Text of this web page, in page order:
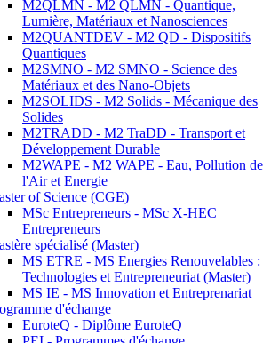
M2QLMN - M2 QLMN - Quantique,
Lumière, Matériaux et Nanosciences
M2QUANTDEV - M2 QD - Dispositifs
Quantiques
M2SMNO - M2 SMNO - Science des
Matériaux et des Nano-Objets
M2SOLIDS - M2 Solids - Mécanique des
Solides
M2TRADD - M2 TraDD - Transport et
Développement Durable
M2WAPE - M2 WAPE - Eau, Pollution de
l'Air et Energie
of Science (CGE)
MSc Entrepreneurs - MSc X-HEC
Entrepreneurs
spécialisé (Master)
MS ETRE - MS Energies Renouvelables :
Technologies et Entrepreneuriat (Master)
MS IE - MS Innovation et Entreprenariat
d'échange
EuroteQ - Diplôme EuroteQ